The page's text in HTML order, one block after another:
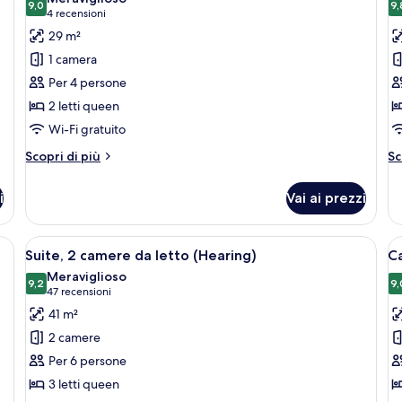
le
foto
per
Camera
Standard,
vasca
da
bagno
9,09,0 su 10
4 recensioni
(4
recensioni)
29 m²
1 camera
Per 4 persone
2 letti queen
Wi-Fi gratuito
Scopri di più
Altri
Standard,
vasca
da
bagno
(Mobility)
Vai ai prezzi
le
una scrivania, una televisione e vista su palme.
Apri
tutte
le
foto
per
Suite,
2
camere
Una camera d'albergo con un letto,
6
Suite, 2 camere da letto (Hearing)
9,29,2 su 10
Meraviglioso
47 recensioni
(47
recensioni)
41 m²
2 camere
Per 6 persone
3 letti queen
le